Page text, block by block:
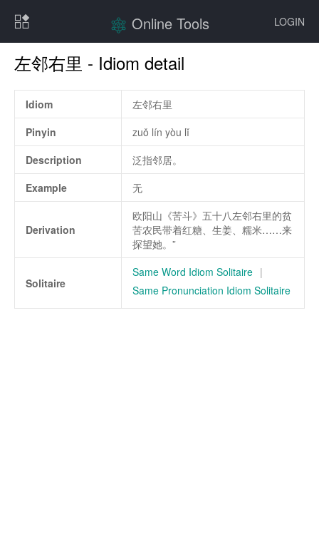
LOGIN
Online Tools
左邻右里 - Idiom detail
Idiom
左邻右里
Pinyin
zuǒ lín yòu lǐ
Description
泛指邻居。
Example
无
Derivation
欧阳山《苦斗》五十八左邻右里的贫
苦农民带着红糖、生姜、糯米……来
探望她。”
Solitaire
Same Word Idiom Solitaire |
Same Pronunciation Idiom Solitaire